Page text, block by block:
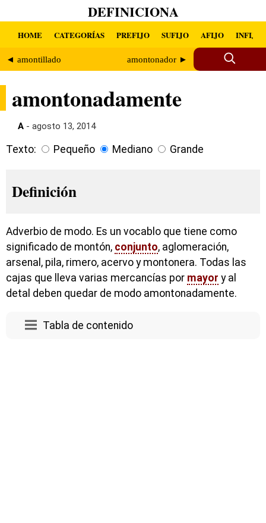
DEFINICIONA
HOME CATEGORÍAS PREFIJO SUFIJO AFIJO INFIJO
◄ amontillado amontonador ►
amontonadamente
A - agosto 13, 2014
Texto: Pequeño Mediano Grande
Definición
Adverbio de modo. Es un vocablo que tiene como
significado de montón, conjunto, aglomeración,
arsenal, pila, rimero, acervo y montonera. Todas las
cajas que lleva varias mercancías por mayor y al
detal deben quedar de modo amontonadamente.
Tabla de contenido